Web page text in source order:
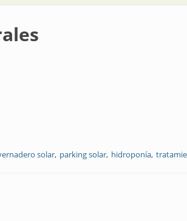
solar parking solar hidroponía